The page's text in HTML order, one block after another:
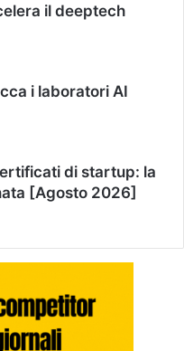
il deeptech
i laboratori AI
di startup: la
[Agosto 2026]